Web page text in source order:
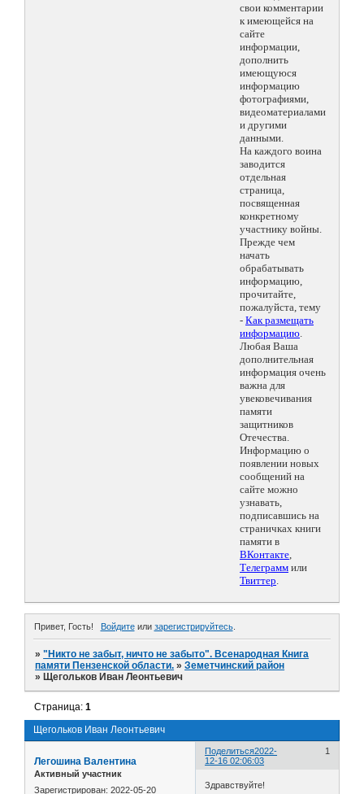
свои комментарии
к имеющейся на
сайте
информации,
дополнить
имеющуюся
информацию
фотографиями,
видеоматериалами
и другими
данными.
На каждого воина
заводится
отдельная
страница,
посвященная
конкретному
участнику войны.
Прежде чем
начать
обрабатывать
информацию,
прочитайте,
пожалуйста, тему
- Как размещать
информацию.
Любая Ваша
дополнительная
информация очень
важна для
увековечивания
памяти
защитников
Отечества.
Информацию о
появлении новых
сообщений на
сайте можно
узнавать,
подписавшись на
страничках книги
памяти в
ВКонтакте,
Телеграмм или
Твиттер.
Привет, Гость! Войдитеили зарегистрируйтесь.
»"Никто не забыт, ничто не забыто". Всенародная Книга
памяти Пензенской области. »Земетчинский район
» Щегольков Иван Леонтьевич
Щегольков Иван Леонтьевич
Страница:1
Поделиться 1
2022-
12-16 02:06:03
Легошина Валентина
Активный участник
Зарегистрирован: 2022-05-20 Здравствуйте!